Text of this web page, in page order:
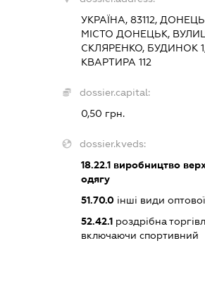
УКРАЇНА, 83112,
МІСТО ДОНЕЦЬК,
СКЛЯРЕНКО, БУДИНОК
КВАРТИРА 112
dossier.capital:
0,50 грн.
dossier.kveds:
18.22.1 виробництво
одягу
51.70.0 інші види оптової
52.42.1 роздрібна
включаючи спортивний